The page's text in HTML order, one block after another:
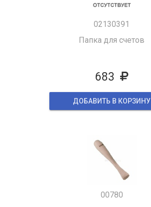
02130391
Папка для счетов
683
ДОБАВИТЬ В КОРЗИНУ
00780